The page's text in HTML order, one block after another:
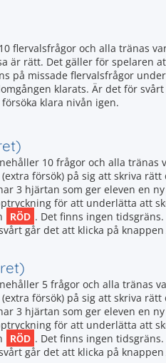
flervalsfrågor och alla tränas
är rätt. Det gäller för spelaren
på missade flervalsfrågor
klarats. Är det för
klara nivån igen.
10 frågor och alla tränas
försök) på sig att skriva
3 hjärtan som ger eleven en
för att underlätta att
RÖD . Det finns ingen
går det att klicka på knappen
5 frågor och alla tränas
försök) på sig att skriva
3 hjärtan som ger eleven en
för att underlätta att
RÖD . Det finns ingen
går det att klicka på knappen